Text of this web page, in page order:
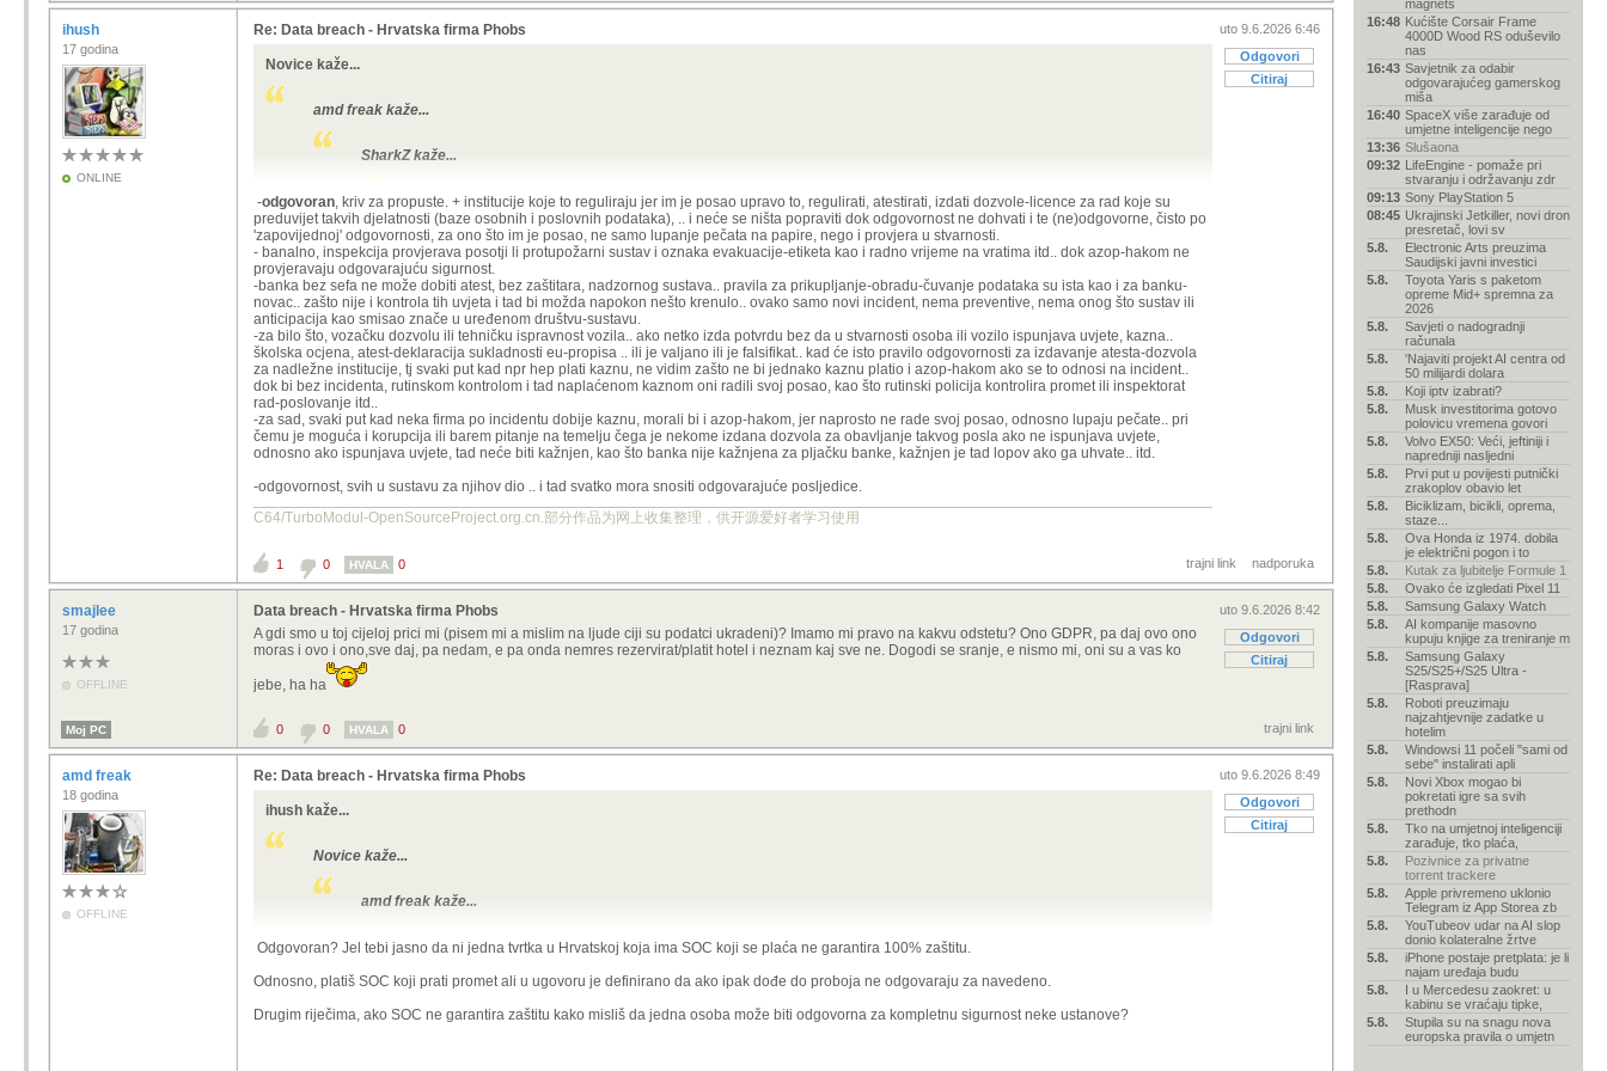
A to što neki ljudi radi takvog kriminala zbog idiota kojima je dosadno u životu ostanu bez posla ili još gore naprave samoubojstvo to
nema veze?
Cybercrime je kriminal kao i bilo koju drugi kriminal.
Realno - ni nije vrijedno jer je ovo već svakodnevica.
Ovo je već 5-6 masovno curenje podataka u HR u zadnjih godinu dana, to je već lagano smijurija.
Bit će kazna 30-50k eura i ajmo dalje sa traljavošću.
Možda nije problem u tvrtkama/javnim poduzećima već u onima koji rade probleme?
Ako netko opljačka banku, jel banka krivac za takav događaj?
Možeš uložit milijone u security ( što ti nitko normalan neće odobrit u nikakvoj javnoj ustanovi) ali ako ti dođe uigrana ekipa sa
day-one explotovima koji još nisu javni moš se slikat.
I šta uzmu bazu i prijete o dijeljenju podataka?? I najlakše je kazniti institucije.
A to što neki ljudi radi takvog kriminala zbog idiota kojima je dosadno u životu ostanu bez posla ili još gore naprave
samoubojstvo to nema veze?
Cybercrime je kriminal kao i bilo koju drugi kriminal.
Naravno da je glavni krivac onaj koji je ukrao podatke, ali isto tako je kriv i onaj koji nije adekvatno zaštitio tuđe podatke.
ihush
17 godina
ONLINE
uto 9.6.2026 6:46
Odgovori
Citiraj
Re: Data breach - Hrvatska firma Phobs
Novice kaže...
amd freak kaže...
SharkZ kaže...
XYZ12 kaže...
A niti BUG nije smatrao da je ovo vrijedno vijesti na portalu.
Realno - ni nije vrijedno jer je ovo već svakodnevica.
Ovo je već 5-6 masovno curenje podataka u HR u zadnjih godinu dana, to je već lagano smijurija.
Cijeloj EU su puna usta GDPR-a i nekakvih zaštita, a podaci cure iz svih mogućih baza i nitko ne snosi posljedice.
(https://www.index.hr/vijesti/clanak/ukradeni-podaci-29-institucija-eu-zavrsili-na-dark-webu/2778329.aspx )
Bit će kazna 30-50k eura i ajmo dalje sa traljavošću.
Možda nije problem u tvrtkama/javnim poduzećima već u onima koji rade probleme?
Ako netko opljačka banku, jel banka krivac za takav događaj?
Možeš uložit milijone u security ( što ti nitko normalan neće odobrit u nikakvoj javnoj ustanovi) ali ako ti dođe uigrana ekipa sa
day-one explotovima koji još nisu javni moš se slikat.
A to što neki ljudi radi takvog kriminala zbog idiota kojima je dosadno u životu ostanu bez posla ili još gore naprave
samoubojstvo to nema veze?
Cybercrime je kriminal kao i bilo koju drugi kriminal.
-odgovoran, kriv za propuste. + institucije koje to reguliraju jer im je posao upravo to, regulirati, atestirati, izdati dozvole-licence za rad koje su
preduvijet takvih djelatnosti (baze osobnih i poslovnih podataka), .. i neće se ništa popraviti dok odgovornost ne dohvati i te (ne)odgovorne, čisto po
'zapovijednoj' odgovornosti, za ono što im je posao, ne samo lupanje pečata na papire, nego i provjera u stvarnosti.
- banalno, inspekcija provjerava posotji li protupožarni sustav i oznaka evakuacije-etiketa kao i radno vrijeme na vratima itd.. dok azop-hakom ne
provjeravaju odgovarajuću sigurnost.
-banka bez sefa ne može dobiti atest, bez zaštitara, nadzornog sustava.. pravila za prikupljanje-obradu-čuvanje podataka su ista kao i za banku-
novac.. zašto nije i kontrola tih uvjeta i tad bi možda napokon nešto krenulo.. ovako samo novi incident, nema preventive, nema onog što sustav ili
anticipacija kao smisao znače u uređenom društvu-sustavu.
-za bilo što, vozačku dozvolu ili tehničku ispravnost vozila.. ako netko izda potvrdu bez da u stvarnosti osoba ili vozilo ispunjava uvjete, kazna..
školska ocjena, atest-deklaracija sukladnosti eu-propisa .. ili je valjano ili je falsifikat.. kad će isto pravilo odgovornosti za izdavanje atesta-dozvola
za nadležne institucije, tj svaki put kad npr hep plati kaznu, ne vidim zašto ne bi jednako kaznu platio i azop-hakom ako se to odnosi na incident..
dok bi bez incidenta, rutinskom kontrolom i tad naplaćenom kaznom oni radili svoj posao, kao što rutinski policija kontrolira promet ili inspektorat
rad-poslovanje itd..
-za sad, svaki put kad neka firma po incidentu dobije kaznu, morali bi i azop-hakom, jer naprosto ne rade svoj posao, odnosno lupaju pečate.. pri
čemu je moguća i korupcija ili barem pitanje na temelju čega je nekome izdana dozvola za obavljanje takvog posla ako ne ispunjava uvjete,
odnosno ako ispunjava uvjete, tad neće biti kažnjen, kao što banka nije kažnjena za pljačku banke, kažnjen je tad lopov ako ga uhvate.. itd.
-odgovornost, svih u sustavu za njihov dio .. i tad svatko mora snositi odgovarajuće posljedice.
C64/TurboModul-OpenSourceProject.org.cn.部分作品为网上收集整理，供开源爱好者学习使用
trajni link nadporuka
1 0 HVALA 0
smajlee
17 godina
OFFLINE
uto 9.6.2026 8:42
Odgovori
Citiraj
Data breach - Hrvatska firma Phobs
A gdi smo u toj cijeloj prici mi (pisem mi a mislim na ljude ciji su podatci ukradeni)? Imamo mi pravo na kakvu odstetu? Ono GDPR, pa daj ovo ono
moras i ovo i ono,sve daj, pa nedam, e pa onda nemres rezervirat/platit hotel i neznam kaj sve ne. Dogodi se sranje, e nismo mi, oni su a vas ko
jebe, ha ha
Moj PC trajni link
0 0 HVALA 0
amd freak
18 godina
OFFLINE
uto 9.6.2026 8:49
Odgovori
Citiraj
Re: Data breach - Hrvatska firma Phobs
ihush kaže...
Novice kaže...
amd freak kaže...
SharkZ kaže...
XYZ12 kaže...
Odgovoran? Jel tebi jasno da ni jedna tvrtka u Hrvatskoj koja ima SOC koji se plaća ne garantira 100% zaštitu.
Odnosno, platiš SOC koji prati promet ali u ugovoru je definirano da ako ipak dođe do proboja ne odgovaraju za navedeno.
Drugim riječima, ako SOC ne garantira zaštitu kako misliš da jedna osoba može biti odgovorna za kompletnu sigurnost neke ustanove?
magnets
16:48 Kućište Corsair Frame
4000D Wood RS oduševilo
nas
16:43 Savjetnik za odabir
odgovarajućeg gamerskog
miša
16:40 SpaceX više zarađuje od
umjetne inteligencije nego
13:36 Slušaona
09:32 LifeEngine - pomaže pri
stvaranju i održavanju zdr
09:13 Sony PlayStation 5
08:45 Ukrajinski Jetkiller, novi dron
presretač, lovi sv
5.8.
Electronic Arts preuzima
Saudijski javni investici
5.8.
Toyota Yaris s paketom
opreme Mid+ spremna za
2026
5.8.
Savjeti o nadogradnji
računala
5.8.
'Najaviti projekt AI centra od
50 milijardi dolara
5.8.
Koji iptv izabrati?
5.8.
Musk investitorima gotovo
polovicu vremena govori
5.8.
Volvo EX50: Veći, jeftiniji i
napredniji nasljedni
5.8.
Prvi put u povijesti putnički
zrakoplov obavio let
5.8.
Biciklizam, bicikli, oprema,
staze...
5.8.
Ova Honda iz 1974. dobila
je električni pogon i to
5.8.
Kutak za ljubitelje Formule 1
5.8.
Ovako će izgledati Pixel 11
5.8.
Samsung Galaxy Watch
5.8.
AI kompanije masovno
kupuju knjige za treniranje m
5.8.
Samsung Galaxy
S25/S25+/S25 Ultra -
[Rasprava]
5.8.
Roboti preuzimaju
najzahtjevnije zadatke u
hotelim
5.8.
Windowsi 11 počeli "sami od
sebe" instalirati apli
5.8.
Novi Xbox mogao bi
pokretati igre sa svih
prethodn
5.8.
Tko na umjetnoj inteligenciji
zarađuje, tko plaća,
5.8.
Pozivnice za privatne
torrent trackere
5.8.
Apple privremeno uklonio
Telegram iz App Storea zb
5.8.
YouTubeov udar na AI slop
donio kolateralne žrtve
5.8.
iPhone postaje pretplata: je li
najam uređaja budu
5.8.
I u Mercedesu zaokret: u
kabinu se vraćaju tipke,
5.8.
Stupila su na snagu nova
europska pravila o umjetn